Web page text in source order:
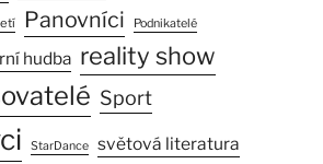
Panovníci Podnikatelé
hudba reality show
Sport
StarDance světová literatura